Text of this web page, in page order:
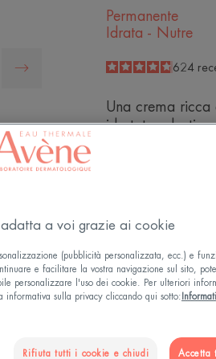
Permanente
Idrata - Nutre
4.8
/
5
624
Una crema ricca
idratata, elastica
IDRATA PER
Idratante,
Tubo Tubo
40ml
PUNTI VENDITA
a voi grazie ai cookie
(pubblicità personalizzata, ecc.) e
e facilitare la vostra navigazione sul sito,
personalizzare l'uso dei cookie. Per ulteriori
informativa sulla privacy cliccando qui sotto:
Rifiuta tutti i cookie e chiudi Accetta